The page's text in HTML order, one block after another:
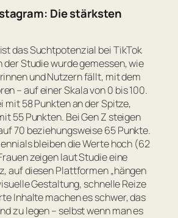
Die stärksten
das Suchtpotenzial bei TikTok
der Studie wurde gemessen, wie
und Nutzern fällt, mit dem
– auf einer Skala von 0 bis 100.
mit 58 Punkten an der Spitze,
55 Punkten. Bei Gen Z steigen
70 beziehungsweise 65 Punkte.
bleiben die Werte hoch (62
zeigen laut Studie eine
auf diesen Plattformen „hängen
Gestaltung, schnelle Reize
Inhalte machen es schwer, das
zu legen – selbst wenn man es